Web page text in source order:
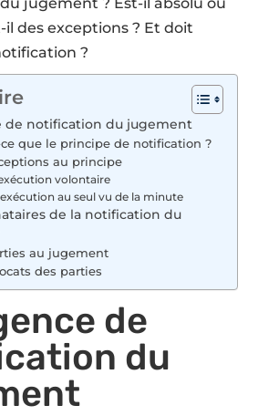
des exceptions ? Et doit
?
de notification du jugement
ce que le principe de notification ?
au principe
volontaire
au seul vu de la minute
de la notification du
au jugement
des parties
de
du